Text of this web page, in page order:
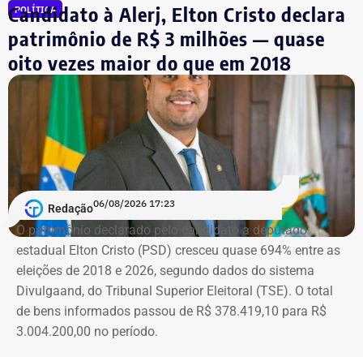
Símbolo dessa batalha, a atriz e jornalista Cristiane
Machado vivenciou essa realidade em 2018, quando se
tornou conhecida do público ao filmar as agressões que
sofria do ex-marido, o empresário e ex-diplomata Sérgio
Schiller Thompson-Flores. Em setembro do ano seguinte,
a Justiça do Rio o condenou a três anos de prisão em
regime semiaberto.
Em conversa com o TEMPO REAL RJ, Cristiane analisa o
que ainda falta às mulheres na hora de denunciar os
companheiros por violência doméstica.
“Creio que duas coisas ainda impedem as mulheres de
seguirem adiante nesta batalha. A vergonha e o medo.
Porque é necessário ter mais do que coragem para seguir
adiante no enfrentamento à violência doméstica. Pois
POLÍTICA
Candidato à Alerj, Elton Cristo declara
patrimônio de R$ 3 milhões — quase
oito vezes maior do que em 2018
Redação06/08/2026 17:23
O patrimônio declarado pelo candidato a deputado
estadual Elton Cristo (PSD) cresceu quase 694% entre as
eleições de 2018 e 2026, segundo dados do sistema
Divulgaand, do Tribunal Superior Eleitoral (TSE). O total
de bens informados passou de R$ 378.419,10 para R$
3.004.200,00 no período.